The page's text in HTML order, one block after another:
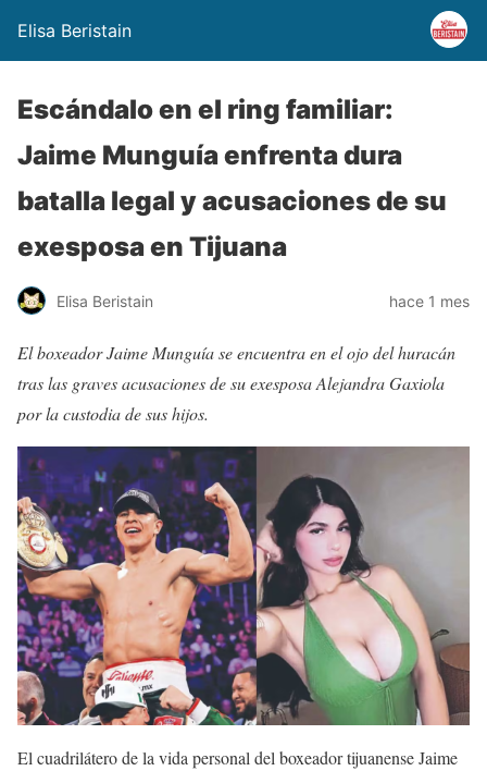
Elisa Beristain
Escándalo en el ring familiar:
Jaime Munguía enfrenta dura
batalla legal y acusaciones de su
exesposa en Tijuana
Elisa Beristain hace 1 mes
El boxeador Jaime Munguía se encuentra en el ojo del huracán
tras las graves acusaciones de su exesposa Alejandra Gaxiola
por la custodia de sus hijos.
El cuadrilátero de la vida personal del boxeador tijuanense Jaime